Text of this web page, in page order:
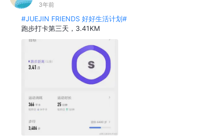
3年前
#JUEJIN FRIENDS 好好生活计划#
跑步打卡第三天，3.41KM